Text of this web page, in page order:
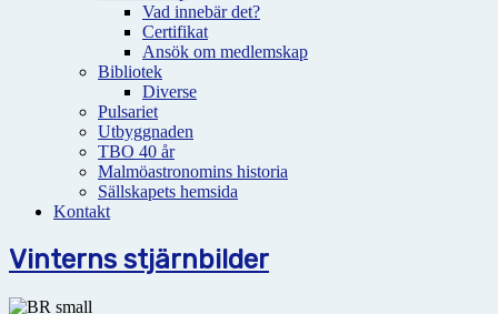
Vad innebär det?
Certifikat
Ansök om medlemskap
Bibliotek
Diverse
Pulsariet
Utbyggnaden
TBO 40 år
Malmöastronomins historia
Sällskapets hemsida
Kontakt
Vinterns stjärnbilder